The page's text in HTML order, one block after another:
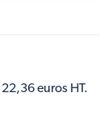
euros HT.